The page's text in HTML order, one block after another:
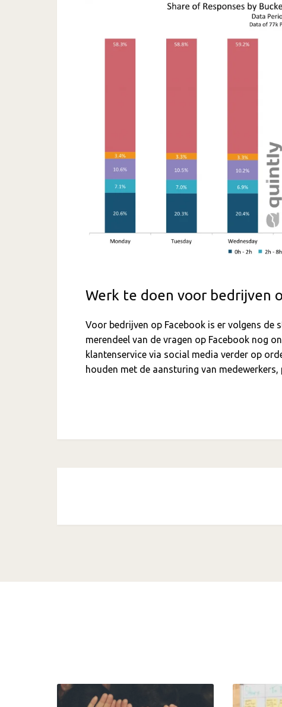
Werk te doen voor bedrijven
Voor bedrijven op Facebook is er volgens de
merendeel van de vragen op Facebook nog
klantenservice via social media verder op
houden met de aansturing van